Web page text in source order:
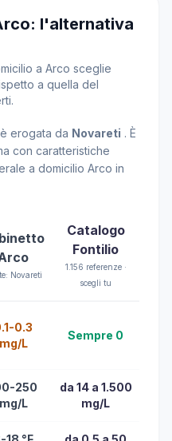
l'alternativa
a Arco sceglie
a quella del
erogata da Novareti . È
con caratteristiche
a domicilio Arco in
Novareti
Catalogo
Fontilio
1.156 referenze ·
scegli tu
0.3
mg/L
Sempre 0
250
mg/L
da 14 a 1.500
mg/L